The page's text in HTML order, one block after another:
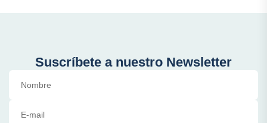
Suscríbete a nuestro Newsletter